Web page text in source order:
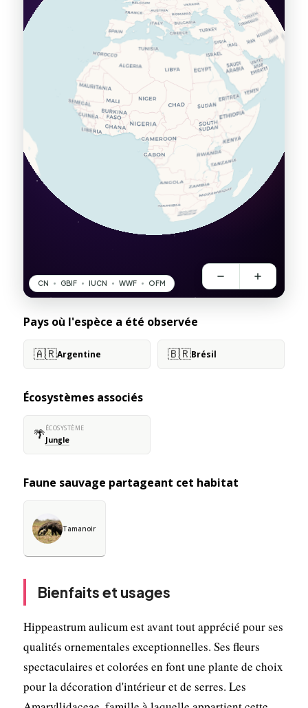
Pays où l'espèce a été observée
🇦🇷Argentine 🇧🇷Brésil
Écosystèmes associés
🌴ÉCOSYSTÈME
Jungle
Faune sauvage partageant cet habitat
Tamanoir
Bienfaits et usages
Hippeastrum aulicum est avant tout apprécié pour ses
qualités ornementales exceptionnelles. Ses fleurs
spectaculaires et colorées en font une plante de choix
pour la décoration d'intérieur et de serres. Les